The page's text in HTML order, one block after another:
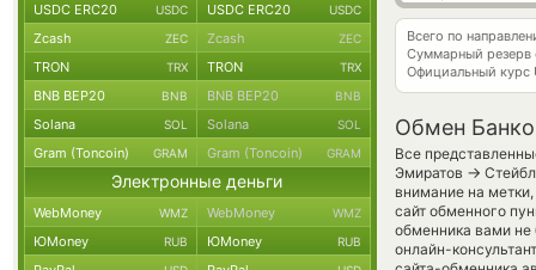
Всего по
Суммарный резерв
Официальный курс
Обмен
Все
Эмиратов →
внимание на
сайт обменного
обменника вами не
онлайн-
USDC ERC20 USDC USDC ERC20 USDC
Zcash ZEC Zcash ZEC
TRON TRX TRON TRX
BNB BEP20 BNB BNB BEP20 BNB
Solana SOL Solana SOL
Gram (Toncoin) GRAM Gram (Toncoin) GRAM
Электронные деньги
WebMoney WMZ WebMoney WMZ
ЮMoney RUB ЮMoney RUB